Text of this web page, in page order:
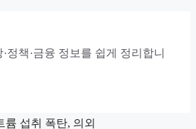
정책·금융 정보를 쉽게 정리합니
륨 섭취 폭탄, 의외